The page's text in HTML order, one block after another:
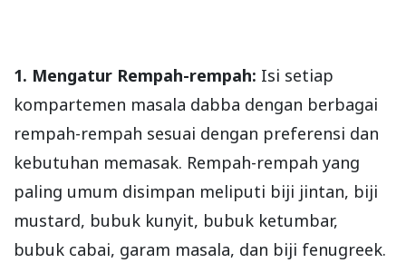
1. Mengatur Rempah-rempah: Isi setiap
kompartemen masala dabba dengan berbagai
rempah-rempah sesuai dengan preferensi dan
kebutuhan memasak. Rempah-rempah yang
paling umum disimpan meliputi biji jintan, biji
mustard, bubuk kunyit, bubuk ketumbar,
bubuk cabai, garam masala, dan biji fenugreek.